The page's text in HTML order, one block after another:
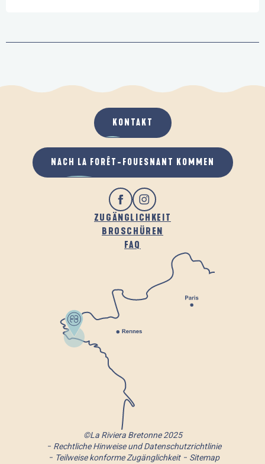
ZUGÄNGLICHKEIT
BROSCHÜREN
FAQ
KONTAKT
NACH LA FORÊT-FOUESNANT KOMMEN
©La Riviera Bretonne 2025
Rechtliche Hinweise und Datenschutzrichtlinie
Teilweise konforme Zugänglichkeit
Sitemap